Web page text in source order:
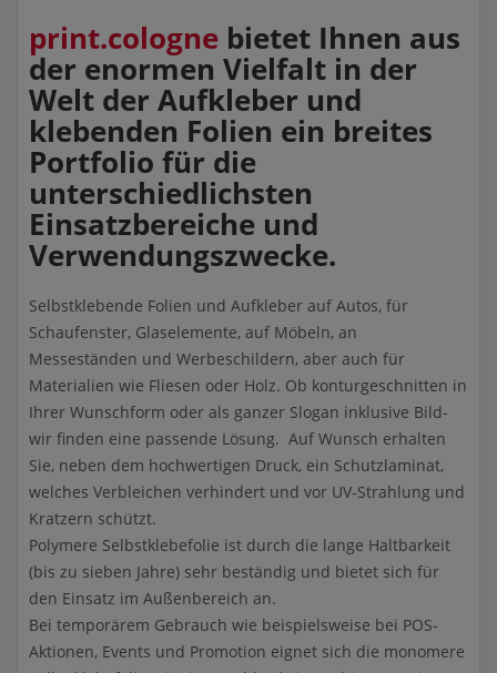
print.cologne bietet Ihnen aus
der enormen Vielfalt in der
Welt der Aufkleber und
klebenden Folien ein breites
Portfolio für die
unterschiedlichsten
Einsatzbereiche und
Verwendungszwecke.
Selbstklebende Folien und Aufkleber auf Autos, für
Schaufenster, Glaselemente, auf Möbeln, an
Messeständen und Werbeschildern, aber auch für
Materialien wie Fliesen oder Holz. Ob konturgeschnitten in
Ihrer Wunschform oder als ganzer Slogan inklusive Bild-
wir finden eine passende Lösung. Auf Wunsch erhalten
Sie, neben dem hochwertigen Druck, ein Schutzlaminat,
welches Verbleichen verhindert und vor UV-Strahlung und
Kratzern schützt.
Polymere Selbstklebefolie ist durch die lange Haltbarkeit
(bis zu sieben Jahre) sehr beständig und bietet sich für
den Einsatz im Außenbereich an.
Bei temporärem Gebrauch wie beispielsweise bei POS-
Aktionen, Events und Promotion eignet sich die monomere